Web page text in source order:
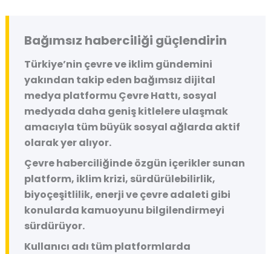
Bağımsız haberciliği güçlendirin
Türkiye’nin çevre ve iklim gündemini
yakından takip eden bağımsız dijital
medya platformu Çevre Hattı, sosyal
medyada daha geniş kitlelere ulaşmak
amacıyla tüm büyük sosyal ağlarda aktif
olarak yer alıyor.
Çevre haberciliğinde özgün içerikler sunan
platform, iklim krizi, sürdürülebilirlik,
biyoçeşitlilik, enerji ve çevre adaleti gibi
konularda kamuoyunu bilgilendirmeyi
sürdürüyor.
Kullanıcı adı tüm platformlarda